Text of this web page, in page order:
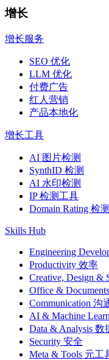
增长
增长服务
SEO 优化
LLM 优化
付费广告
红人营销
产品本地化
增长工具
AI 图片检测
SynthID 检测
AI 水印检测
IP 检测工具
Domain Rating 检
Skills Hub
Engineering
Productivity 效率
Creative, Design &
Office &
Communication 沟
AI & Machine
Data & Analysis 数
Security 安全
Meta & Tools 元工